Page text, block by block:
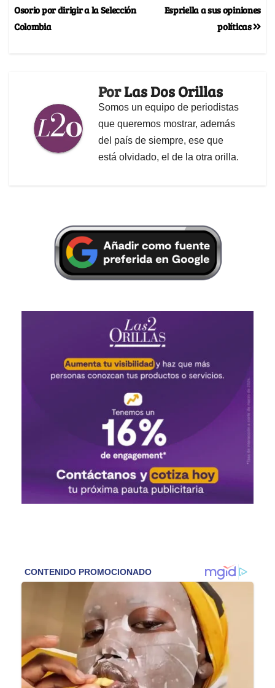
Espriella a sus opiniones
políticas
Osorio por dirigir a la Selección
Colombia
PorLas Dos Orillas
Somos un equipo de periodistas
que queremos mostrar, además
del país de siempre, ese que
está olvidado, el de la otra orilla.